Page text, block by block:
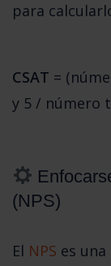
para
CSAT =
y 5 / número
(NPS)
El NPS es